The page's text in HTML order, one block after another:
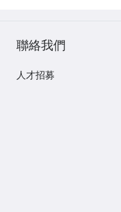
聯絡我們
人才招募